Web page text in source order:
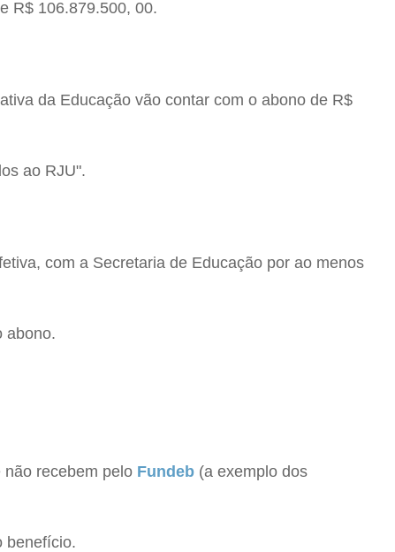
R$ 106.879.500, 00.
da Educação vão contar com o abono de R$
ao RJU".
com a Secretaria de Educação por ao menos
abono.
recebem pelo Fundeb (a exemplo dos
benefício.